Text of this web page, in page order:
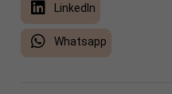
LinkedIn
Whatsapp